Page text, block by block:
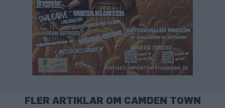
FLER ARTIKLAR OM CAMDEN TOWN